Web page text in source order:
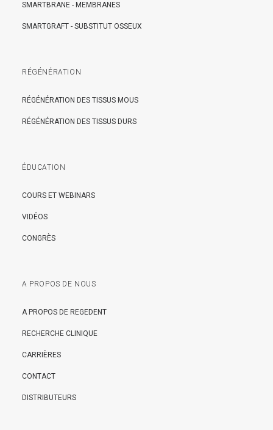
SMARTBRANE - MEMBRANES
SMARTGRAFT - SUBSTITUT OSSEUX
RÉGÉNÉRATION
RÉGÉNÉRATION DES TISSUS MOUS
RÉGÉNÉRATION DES TISSUS DURS
ÉDUCATION
COURS ET WEBINARS
VIDÉOS
CONGRÈS
A PROPOS DE NOUS
A PROPOS DE REGEDENT
RECHERCHE CLINIQUE
CARRIÈRES
CONTACT
DISTRIBUTEURS